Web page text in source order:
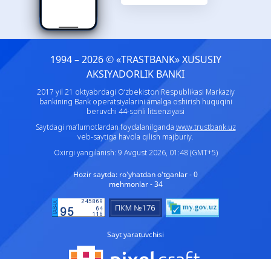
1994 – 2026 © «TRASTBANK» ХUSUSIY
AKSIYADORLIK BANKI
2017 yil 21 oktyabrdagi O‘zbekiston Respublikasi Markaziy
bankining Bank operatsiyalarini amalga oshirish huquqini
beruvchi 44-sonli litsenziyasi
Saytdagi ma’lumotlardan foydalanilganda www.trustbank.uz
veb-saytiga havola qilish majburiy.
Oxirgi yangilanish: 9 Avgust 2026, 01:48 (GMT+5)
Hozir saytda: ro'yhatdan o'tganlar - 0
mehmonlar - 34
Sayt yaratuvchisi